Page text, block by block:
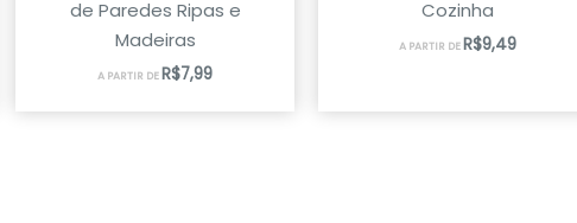
de Paredes Ripas e
Madeiras
A PARTIR DER$7,99
Cozinha
A PARTIR DER$9,49